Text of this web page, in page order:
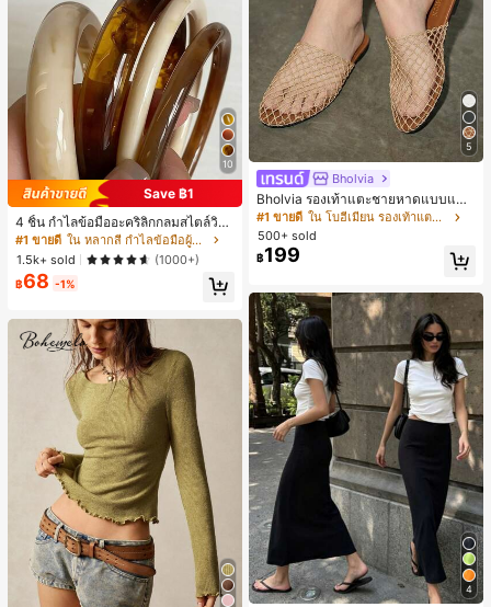
10
Save ฿1
4 ชิ้น กำไลข้อมืออะคริลิกกลมสไตล์วินเ
ทจหรูหราสำหรับผู้หญิง, ดีไซน์เรียบง่าย
ทันสมัย, เหมาะสำหรับสวมใส่ในชีวิตปร
ะจำวันและโอกาสต่างๆ, ของขวัญสำหรั
บเธอ
#1 ขายดี
ใน หลากสี กำไลข้อมือผู้หญิง
1.5k+ sold
(1000+)
฿68 -1%
5
Bholvia
Bholvia รองเท้าแตะชายหาดแบบแบน
สบาย ๆ ลายฉลุมาใหม่สำหรับผู้หญิง
#1 ขายดี
ใน โบฮีเมียน รองเท้าแตะผู้หญิง
500+ sold
฿199
4